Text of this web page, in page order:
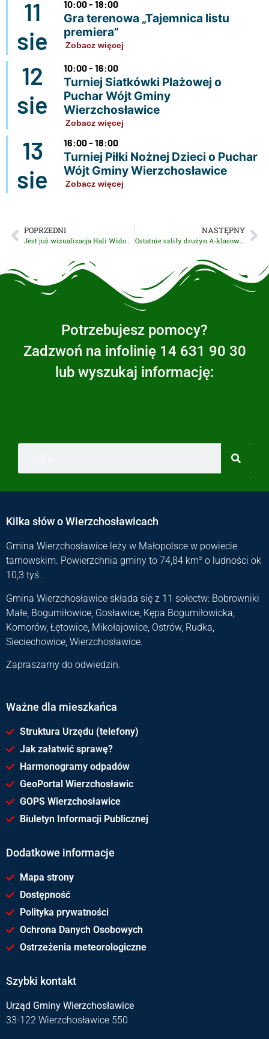
11
sie
10:00 - 18:00
Gra terenowa „Tajemnica listu
premiera”
Zobacz więcej
12
sie
10:00 - 16:00
Turniej Siatkówki Plażowej o
Puchar Wójt Gminy
Wierzchosławice
Zobacz więcej
13
sie
16:00 - 18:00
Turniej Piłki Nożnej Dzieci o Puchar
Wójt Gminy Wierzchosławice
Zobacz więcej
POPRZEDNI
Jest już wizualizacja Hali Widowiskowo-Sportowej w Wierzchosławicach [ZDJĘCIA][WIDEO]
NASTĘPNY
Ostatnie szlify drużyn A-klasowych
Potrzebujesz pomocy?
Zadzwoń na infolinię 14 631 90 30
lub wyszukaj informację:
Kilka słów o Wierzchosławicach
Gmina Wierzchosławice leży w Małopolsce w powiecie
tarnowskim. Powierzchnia gminy to 74,84 km² o ludności ok
10,3 tyś.
Gmina Wierzchosławice składa się z 11 sołectw: Bobrowniki
Małe, Bogumiłowice, Gosławice, Kępa Bogumiłowicka,
Komorów, Łętowice, Mikołajowice, Ostrów, Rudka,
Sieciechowice, Wierzchosławice.
Zapraszamy do odwiedzin.
Ważne dla mieszkańca
Struktura Urzędu (telefony)
Jak załatwić sprawę?
Harmonogramy odpadów
GeoPortal Wierzchosławic
GOPS Wierzchosławice
Biuletyn Informacji Publicznej
Dodatkowe informacje
Mapa strony
Dostępność
Polityka prywatności
Ochrona Danych Osobowych
Ostrzeżenia meteorologiczne
Szybki kontakt
Urząd Gminy Wierzchosławice
33-122 Wierzchosławice 550